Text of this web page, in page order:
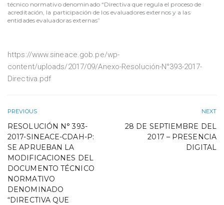
técnico normativo denominado “Directiva que regula el proceso de
acreditación, la participación de los evaluadores externos y a las
entidades evaluadoras externas”
https://www.sineace.gob.pe/wp-
content/uploads/2017/09/Anexo-Resolución-N°393-2017-
Directiva.pdf
PREVIOUS
RESOLUCIÓN N° 393-
2017-SINEACE-CDAH-P:
SE APRUEBAN LA
MODIFICACIONES DEL
DOCUMENTO TÉCNICO
NORMATIVO
DENOMINADO
“DIRECTIVA QUE
NEXT
28 DE SEPTIEMBRE DEL
2017 – PRESENCIA
DIGITAL